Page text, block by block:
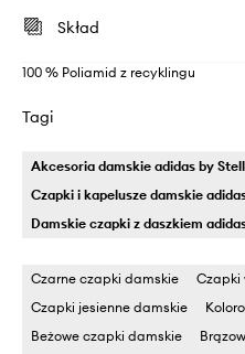
Skład
100 % Poliamid z recyklingu
Tagi
Akcesoria damskie adidas by
Czapki i kapelusze damskie
Damskie czapki z daszkiem
Czarne czapki damskie
Czapki
Czapki jesienne damskie
Beżowe czapki damskie